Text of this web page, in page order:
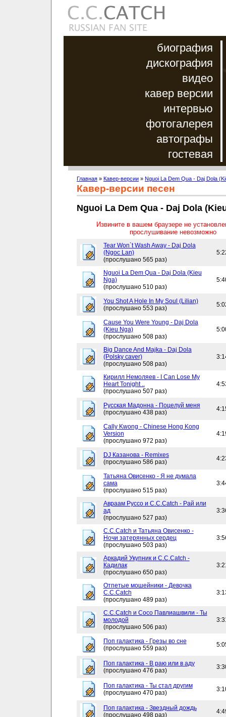
биография
дискография
видео
кавер версии
интервью
фотогалерея
автографы
гостевая
Главная » Кавер-версии » Nguoi La Dem Qua - Daj Dola
Кавер-версии песен
Nguoi La Dem Qua - Daj Dola
Извините в вашем браузере не
прослушивание невозможно
Tear Won`t Wash Away - Daj Dola
(Ngoc Lan)
(прослушано 565 раз)
Nguoi La Dem Qua - Daj Dola (Kieu
Nga)
(прослушано 510 раз)
You Shot A Hole In My Soul (Lilian)
(прослушано 553 раз)
Cause You Were Young - Daj Dola
(Kieu Nga)
(прослушано 508 раз)
Big Dance And Majka - Daj Dola
(Polsky caver)
(прослушано 508 раз)
Кирилл Немоляев - I Can Lose My
Heart Tonight ..
(прослушано 507 раз)
Русская Мадонна - Поцелуй меня
(прослушано 438 раз)
Cally Kwong - Chinese Hong Kong
Version
(прослушано 972 раз)
DJ Казанова - Remixes
(прослушано 586 раз)
Татьяна Овисенко - Я не думала
сама
(прослушано 515 раз)
Авраам Руссо и C.C.Catch - Рай или
ад
(прослушано 527 раз)
C.C.Catch и Татьяна Овисенко -
Ночи затерянных сердец
(прослушано 503 раз)
Аркадий Укупник и C.C.Catch -
Кадилак
(прослушано 650 раз)
Отпетые мошейники - Девочка
C.C.Catch
(прослушано 489 раз)
C.C.Catch и Сосо Павлиашвили - Ты
молодой
(прослушано 506 раз)
Поп галактика - Грезы во сне
(прослушано 559 раз)
Поп галактика - В раю или в аду
(прослушано 476 раз)
Поп галактика - Ты стал другим
(прослушано 470 раз)
Поп галактика - Звездный дождь
(прослушано 498 раз)